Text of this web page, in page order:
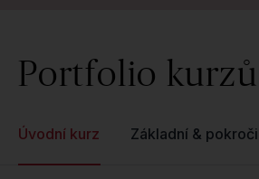
Portfolio kurzů
Úvodní kurz Základní &